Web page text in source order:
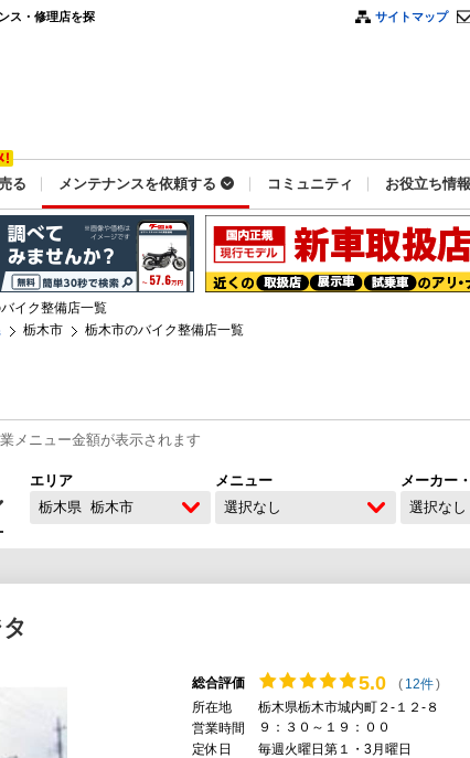
ス・修理店を探
サイトマップ
る メンテナンスを依頼する コミュニティ お役立ち情報
イク整備店一覧
栃木市 栃木市のバイク整備店一覧
メニュー金額が表示されます
エリア
栃木県 栃木市
メニュー
選択なし
メーカー
選択なし
総合評価 5.0 ( 12件)
所在地
栃木県栃木市城内町２-１２-８
営業時間
９：３０～１９：００
定休日
毎週火曜日第１・3月曜日